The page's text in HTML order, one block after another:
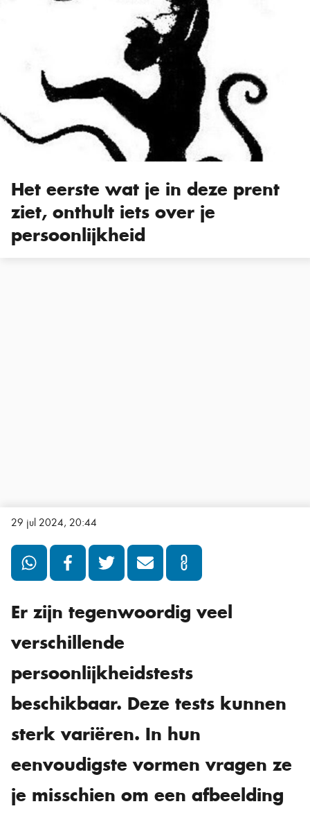
Het eerste wat je in deze prent
ziet, onthult iets over je
persoonlijkheid
29 jul 2024, 20:44
Er zijn tegenwoordig veel
verschillende
persoonlijkheidstests
beschikbaar. Deze tests kunnen
sterk variëren. In hun
eenvoudigste vormen vragen ze
je misschien om een afbeelding